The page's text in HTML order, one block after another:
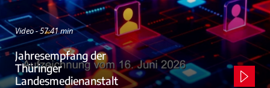
Video - 57:41 min
Jahresempfang der
Thüringer
Landesmedienanstalt